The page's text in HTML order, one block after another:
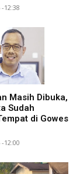
12:38
Masih Dibuka,
Sudah
di Gowes
12:00